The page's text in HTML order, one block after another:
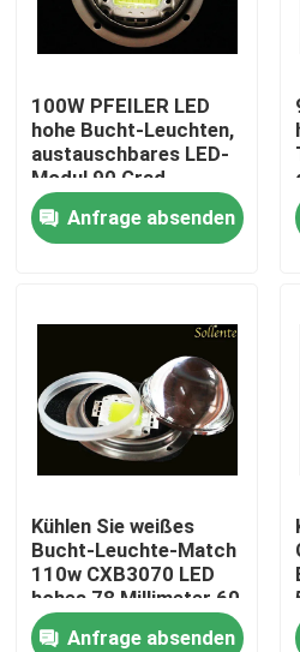
Videos
Über uns
Fabrik-Ausflug
100W PFEILER LED
hohe Bucht-Leuchten,
austauschbares LED-
Modul 90 Grad
Anfrage absenden
Kühlen Sie weißes
Bucht-Leuchte-Match
110w CXB3070 LED
hohes 78 Millimeter 60
Grad ab
Anfrage absenden